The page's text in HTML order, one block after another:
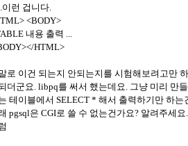
이런 겁니다.
<BODY>
내용 출력 ...
HTML>
로 이건 되는지 안되는지를 시험해보려고만
더군요. libpq를 써서 했는데요. 그냥 미리 만
테이블에서 SELECT * 해서 출력하기만 하는
pgsql은 CGI로 쓸 수 없는건가요? 알려주세요